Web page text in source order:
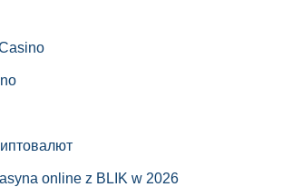
online z BLIK w 2026